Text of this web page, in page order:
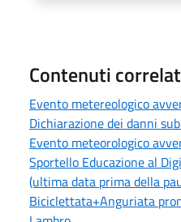
Contenuti
Evento metereologico
Dichiarazione dei danni
Evento meteorologico
Sportello Educazione al
(ultima data prima della
Biciclettata+Anguriata